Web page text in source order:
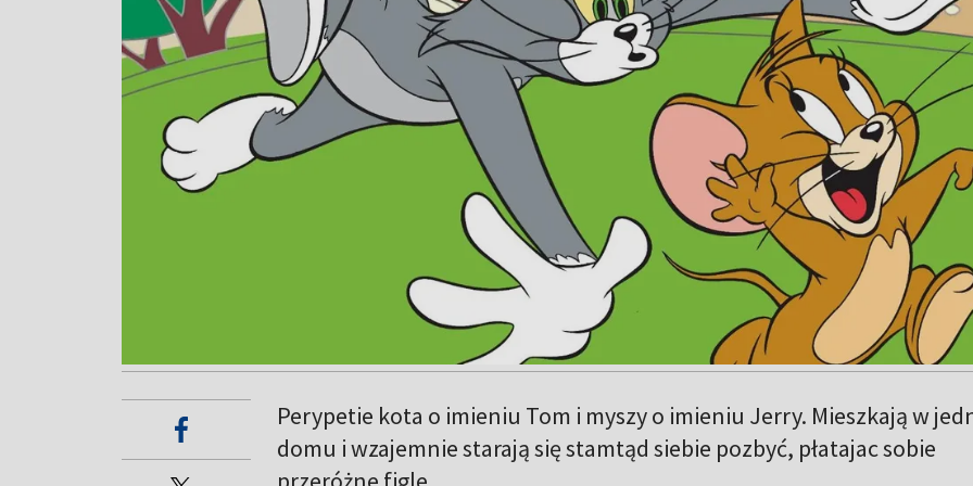
Perypetie kota o imieniu Tom i myszy o imieniu Jerry. Mieszkają w
domu i wzajemnie starają się stamtąd siebie pozbyć, płatajac sobie